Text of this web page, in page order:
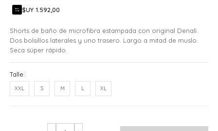
$UY 1.592,00
Shorts de baño de microfibra estampada con original Denali.
Dos bolsillos laterales y uno trasero. Largo a mitad de muslo.
Seca súper rápido.
Talle:
XXL S M L XL